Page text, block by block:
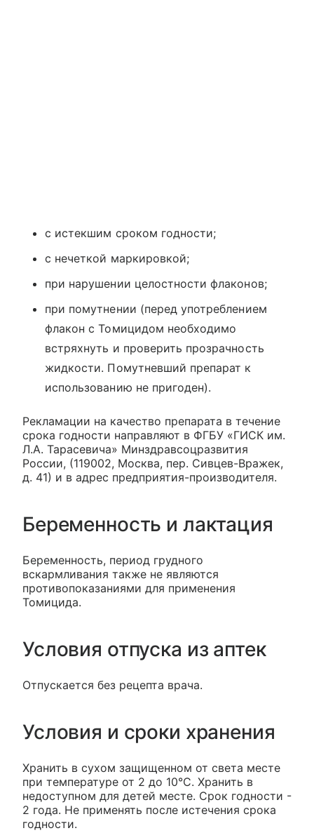
с истекшим сроком годности;
с нечеткой маркировкой;
при нарушении целостности флаконов;
при помутнении (перед употреблением
флакон с Томицидом необходимо
встряхнуть и проверить прозрачность
жидкости. Помутневший препарат к
использованию не пригоден).
Рекламации на качество препарата в течение
срока годности направляют в ФГБУ «ГИСК им.
Л.А. Тарасевича» Минздравсоцразвития
России, (119002, Москва, пер. Сивцев-Вражек,
д. 41) и в адрес предприятия-производителя.
Беременность и лактация
Беременность, период грудного
вскармливания также не являются
противопоказаниями для применения
Томицида.
Условия отпуска из аптек
Отпускается без рецепта врача.
Условия и сроки хранения
Хранить в сухом защищенном от света месте
при температуре от 2 до 10°С. Хранить в
недоступном для детей месте. Срок годности -
2 года. Не применять после истечения срока
годности.